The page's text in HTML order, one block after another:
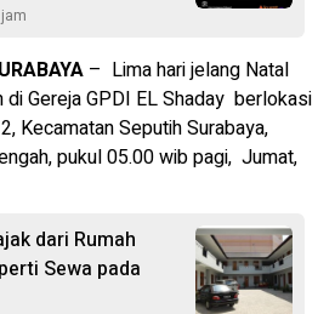
– Lima hari jelang Natal
Gereja GPDI EL Shaday berlokasi
Kecamatan Seputih Surabaya,
pukul 05.00 wib pagi, Jumat,
dari Rumah
Sewa pada